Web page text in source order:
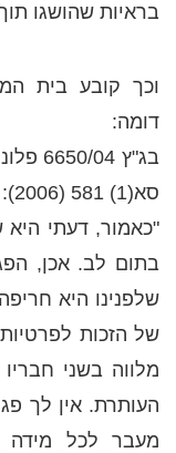
בראיות שהושגו
וכך קובע בית
דומה:
בג"ץ
סא(1) 581 (2006):
"כאמור, דעתי
בתום לב. אכן,
שלפנינו היא
של הזכות
מלווה בשני
העותרת. אין לך
מעבר לכל מידה